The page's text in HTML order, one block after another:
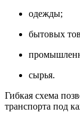
одежды;
бытовых
сырья.
Гибкая схема
транспорта под